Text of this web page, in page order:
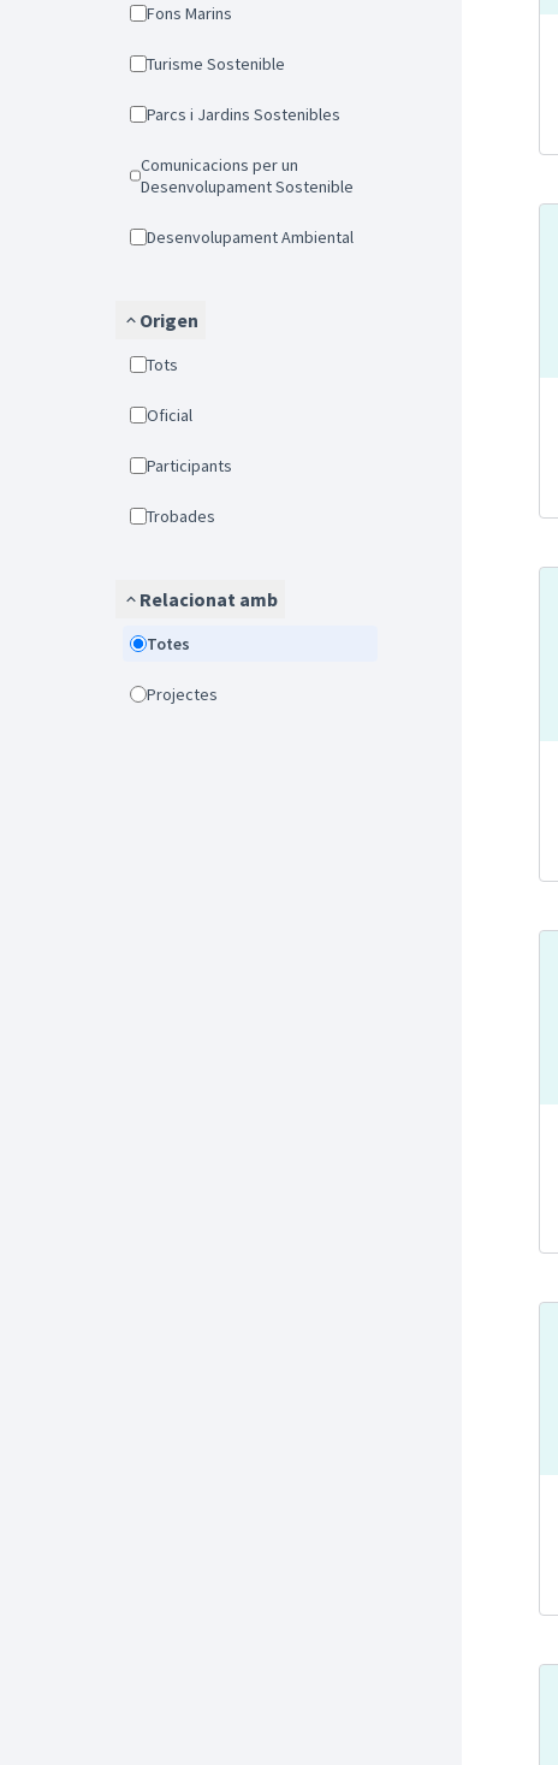
Fons Marins
Turisme Sostenible
Parcs i Jardins Sostenibles
Comunicacions per un
Desenvolupament Sostenible
Desenvolupament Ambiental
Origen
Tots
Oficial
Participants
Trobades
Relacionat amb
Totes
Projectes